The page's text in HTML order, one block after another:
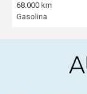
68.000 km
Gasolina